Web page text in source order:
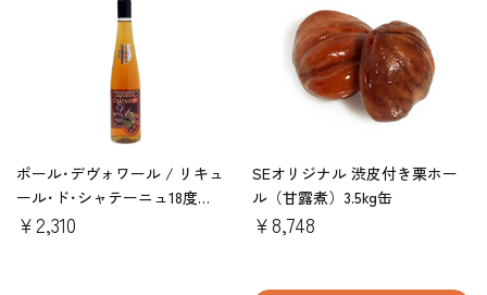
ポール･デヴォワール / リキュ
ール･ド･シャテーニュ18度
500ml
￥2,310
SEオリジナル 渋皮付き栗ホー
ル（甘露煮）3.5kg缶
￥8,748